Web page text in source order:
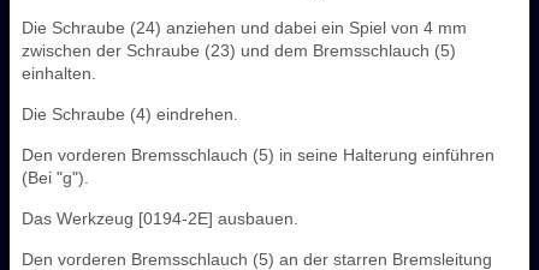
Die Schraube (24) anziehen und dabei ein Spiel von 4 mm
zwischen der Schraube (23) und dem Bremsschlauch (5)
einhalten.
Die Schraube (4) eindrehen.
Den vorderen Bremsschlauch (5) in seine Halterung einführen
(Bei "g").
Das Werkzeug [0194-2E] ausbauen.
Den vorderen Bremsschlauch (5) an der starren Bremsleitung